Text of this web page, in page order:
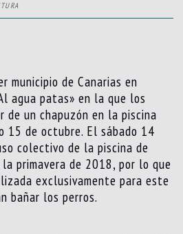
municipio de Canarias en
agua patas» en la que los
un chapuzón en la piscina
15 de octubre. El sábado 14
colectivo de la piscina de
primavera de 2018, por lo que
exclusivamente para este
bañar los perros.